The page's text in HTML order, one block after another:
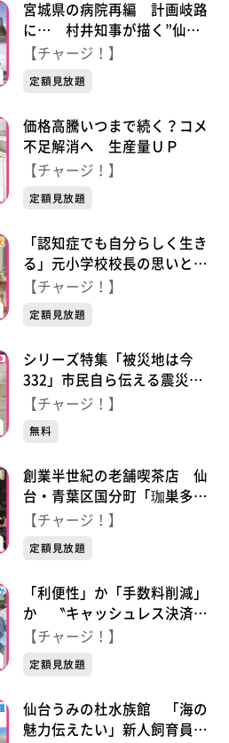
宮城県の病院再編 計画岐路
に… 村井知事が描く”仙台
医療圏”の未来は？
【チャージ！】
定額見放題
価格高騰いつまで続く？コメ
不足解消へ 生産量ＵＰ
【チャージ！】
定額見放題
「認知症でも自分らしく生き
る」元小学校校長の思いと地
域の支え
【チャージ！】
定額見放題
シリーズ特集「被災地は今
332」市民自ら伝える震災の
記憶
【チャージ！】
無料
創業半世紀の老舗喫茶店 仙
台・青葉区国分町「珈巣多
夢」 ２代目のユニークな挑
【チャージ！】
定額見放題
「利便性」か「手数料削減」
か 〝キャッシュレス決済〟
揺れる事業者
【チャージ！】
定額見放題
仙台うみの杜水族館 「海の
魅力伝えたい」新人飼育員の